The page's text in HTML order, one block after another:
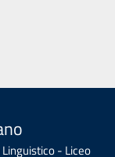
- Liceo